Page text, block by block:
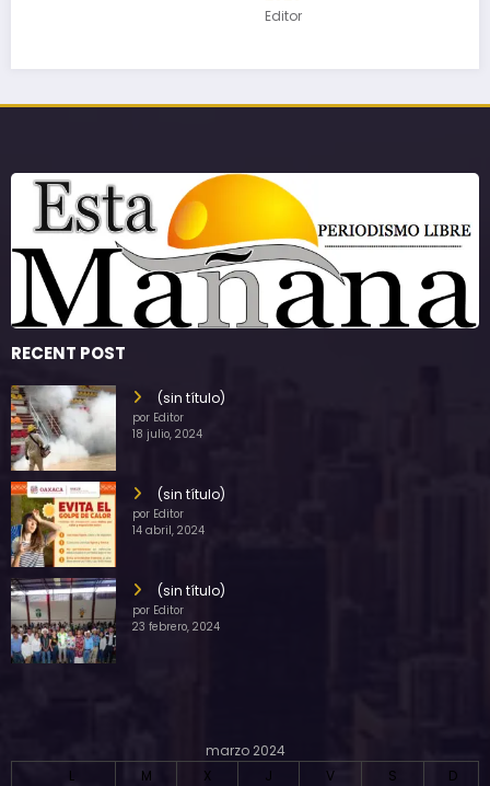
RECENT POST
(sin título)
por Editor
18 julio, 2024
(sin título)
por Editor
14 abril, 2024
(sin título)
por Editor
23 febrero, 2024
marzo 2024
L
M X J V S D